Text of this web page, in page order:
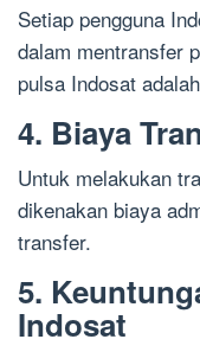
Setiap pengguna
dalam mentransfer
pulsa Indosat
4. Biaya
Untuk melakukan
dikenakan biaya
transfer.
5.
Indosat